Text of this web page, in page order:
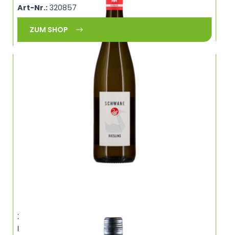
Art-Nr.:320857
ZUM SHOP
2024 Bacchus, 11,5%, Vale & Kätt,
Frickenhausen, Franken, 0,75Ltr